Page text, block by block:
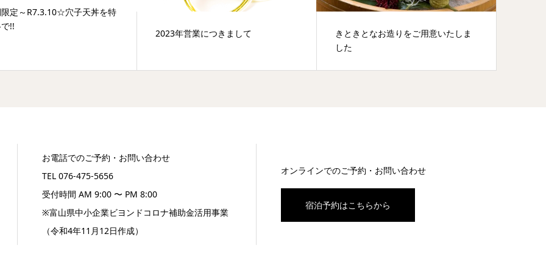
定～R7.3.10☆穴子天丼を特
!!
2023年営業につきまして
きときとなお造りをご用意いたしま
した
お電話でのご予約・お問い合わせ
TEL 076-475-5656
受付時間 AM 9:00 〜 PM 8:00
※富山県中小企業ビヨンドコロナ補助金活用事業
（令和4年11月12日作成）
オンラインでのご予約・お問い合わせ
宿泊予約はこちらから